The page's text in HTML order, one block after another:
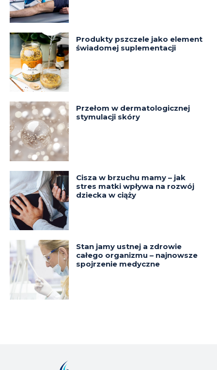
Produkty pszczele jako element
świadomej suplementacji
Przełom w dermatologicznej
stymulacji skóry
Cisza w brzuchu mamy – jak
stres matki wpływa na rozwój
dziecka w ciąży
Stan jamy ustnej a zdrowie
całego organizmu – najnowsze
spojrzenie medyczne